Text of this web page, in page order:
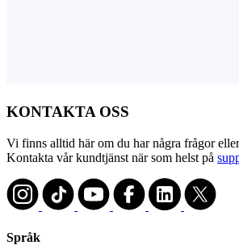
KONTAKTA OSS
Vi finns alltid här om du har några frågor
Kontakta vår kundtjänst när som helst på
Språk